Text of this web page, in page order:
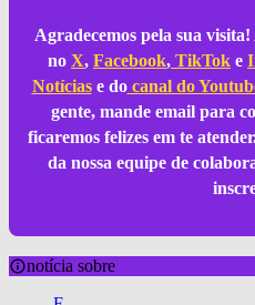
Agradecemos pela sua
no X, Facebook, TikTok e
Notíciase docanal do
gente, mande email para
ficaremos felizes em te
da nossa equipe de
notícia sobre